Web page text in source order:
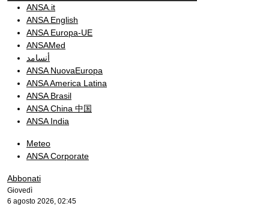
ANSA.it
ANSA English
ANSA Europa-UE
ANSAMed
أنسامد
ANSA NuovaEuropa
ANSA America Latina
ANSA Brasil
ANSA China 中国
ANSA India
Meteo
ANSA Corporate
Abbonati
Giovedì
6 agosto 2026, 02:45